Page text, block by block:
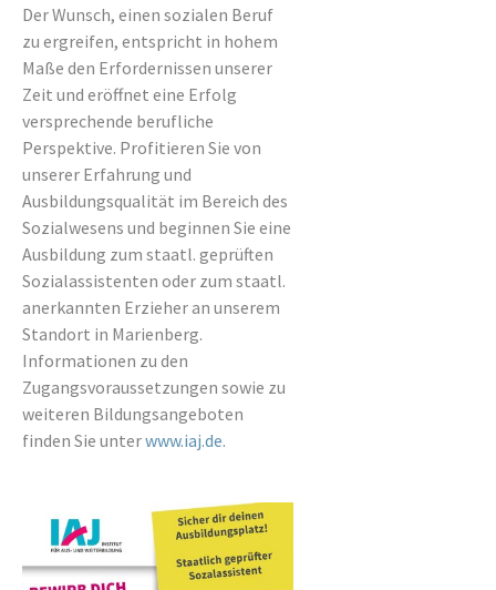
Der Wunsch, einen sozialen Beruf
zu ergreifen, entspricht in hohem
Maße den Erfordernissen unserer
Zeit und eröffnet eine Erfolg
versprechende berufliche
Perspektive. Profitieren Sie von
unserer Erfahrung und
Ausbildungsqualität im Bereich des
Sozialwesens und beginnen Sie eine
Ausbildung zum staatl. geprüften
Sozialassistenten oder zum staatl.
anerkannten Erzieher an unserem
Standort in Marienberg.
Informationen zu den
Zugangsvoraussetzungen sowie zu
weiteren Bildungsangeboten
finden Sie unterwww.iaj.de.